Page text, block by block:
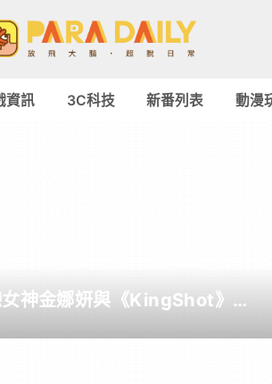
資訊 3C科技 新番列表 動漫
女神金娜妍與《KingShot》再